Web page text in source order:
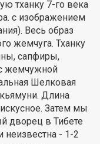
тханку 7-го века
с изображением
Весь образ
жемчуга. Тханку
сапфиры,
жемчужной
Шелковая
Длина
Затем мы
дворец в Тибете
неизвестна - 1-2